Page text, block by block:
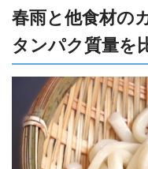
春雨と他食材の
タンパク質量を